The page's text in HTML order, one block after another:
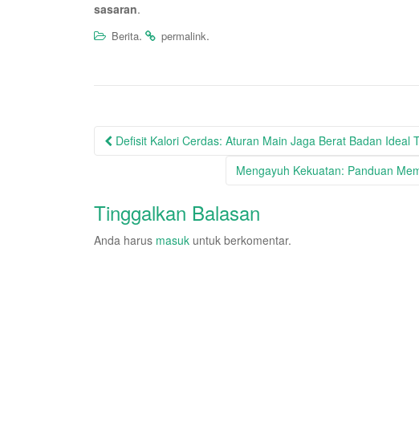
sasaran.
Berita. permalink.
Post
Defisit Kalori Cerdas: Aturan Main Jaga Berat Badan Ideal
Mengayuh Kekuatan: Panduan
Tinggalkan Balasan
Anda harus masuk untuk berkomentar.